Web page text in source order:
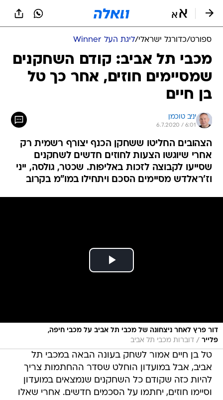
ספורט/כדורגל ישראלי/ליגת העל Winner
מכבי תל אביב: קודם השחקנים
שמסיימים חוזים, אחר כך טל
בן חיים
יניב טוכמן
6.7.2020 / 6:01
הצהובים החליטו ששחקן הכנף יצורף רשמית רק
אחרי שיוגשו הצעות לחוזים חדשים לשחקנים
שסייעו לקבוצה לזכות באליפות. שכטר, גולסה, ייני
וז'ראלדש מסיימים הסכם ויתחילו במו"מ בקרוב
דור פרץ לאחר ניצחונה של מכבי תל אביב על מכבי חיפה,
פלייר / דוברות מכבי תל אביב
טל בן חיים אמור לשחק בעונה הבאה במכבי תל
אביב, אבל במועדון הוחלט שסדר ההחתמות צריך
להיות כזה שקודם כל השחקנים שנמצאים במועדון
וסיימו חוזים, יחתמו על הסכמים חדשים. אחרי שאלו